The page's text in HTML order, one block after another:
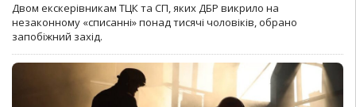
Двом екскерівникам ТЦК та СП, яких ДБР викрило на
незаконному «списанні» понад тисячі чоловіків, обрано
запобіжний захід.